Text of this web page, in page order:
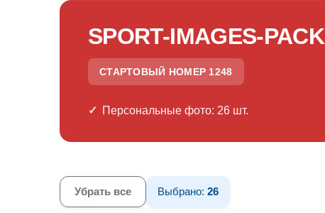
SPORT-IMAGES-PACK
СТАРТОВЫЙ НОМЕР 1248
Персональные фото: 26 шт.
Убрать все Выбрано: 26